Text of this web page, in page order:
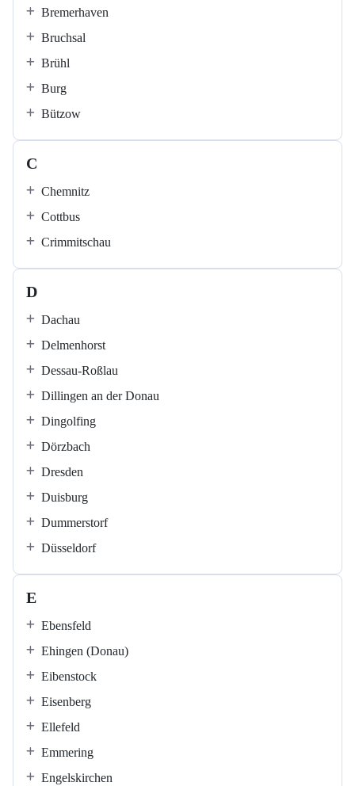
Bremerhaven
Bruchsal
Brühl
Burg
Bützow
C
Chemnitz
Cottbus
Crimmitschau
D
Dachau
Delmenhorst
Dessau-Roßlau
Dillingen an der Donau
Dingolfing
Dörzbach
Dresden
Duisburg
Dummerstorf
Düsseldorf
E
Ebensfeld
Ehingen (Donau)
Eibenstock
Eisenberg
Ellefeld
Emmering
Engelskirchen